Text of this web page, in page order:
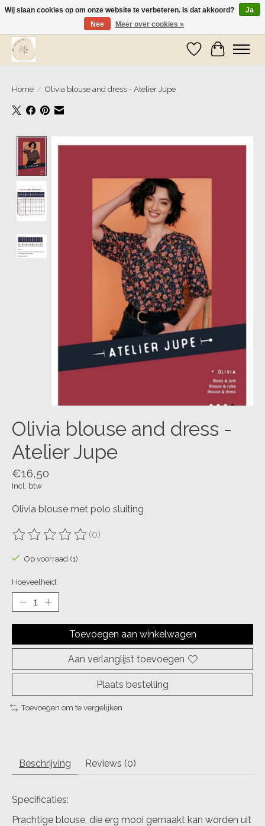
Wij zijn op vakantie! Vanaf zaterdag 9 mei worden er weer pakketjes verzonden
Verlanglijst
Home / Olivia blouse and dress - Atelier Jupe
Olivia blouse and dress -
Atelier Jupe
€16,50
Incl. btw
Olivia blouse met polo sluiting
De beoordeling van dit product is
(0)
Op voorraad (1)
Hoeveelheid:
Toevoegen aan winkelwagen
Aan verlanglijst toevoegen
Plaats bestelling
Toevoegen om te vergelijken
Beschrijving Reviews (0)
Specificaties:
Prachtige blouse, die erg mooi gemaakt kan worden uit
Wij slaan cookies op om onze website te verbeteren. Is dat akkoord?
Ja
Nee
Meer over cookies »